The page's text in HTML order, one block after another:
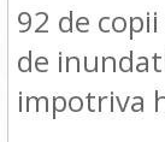
92 de
de
impotriva